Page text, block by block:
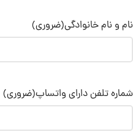
نام و نام خانوادگی(ضروری)
شماره تلفن دارای واتساپ(ضروری)